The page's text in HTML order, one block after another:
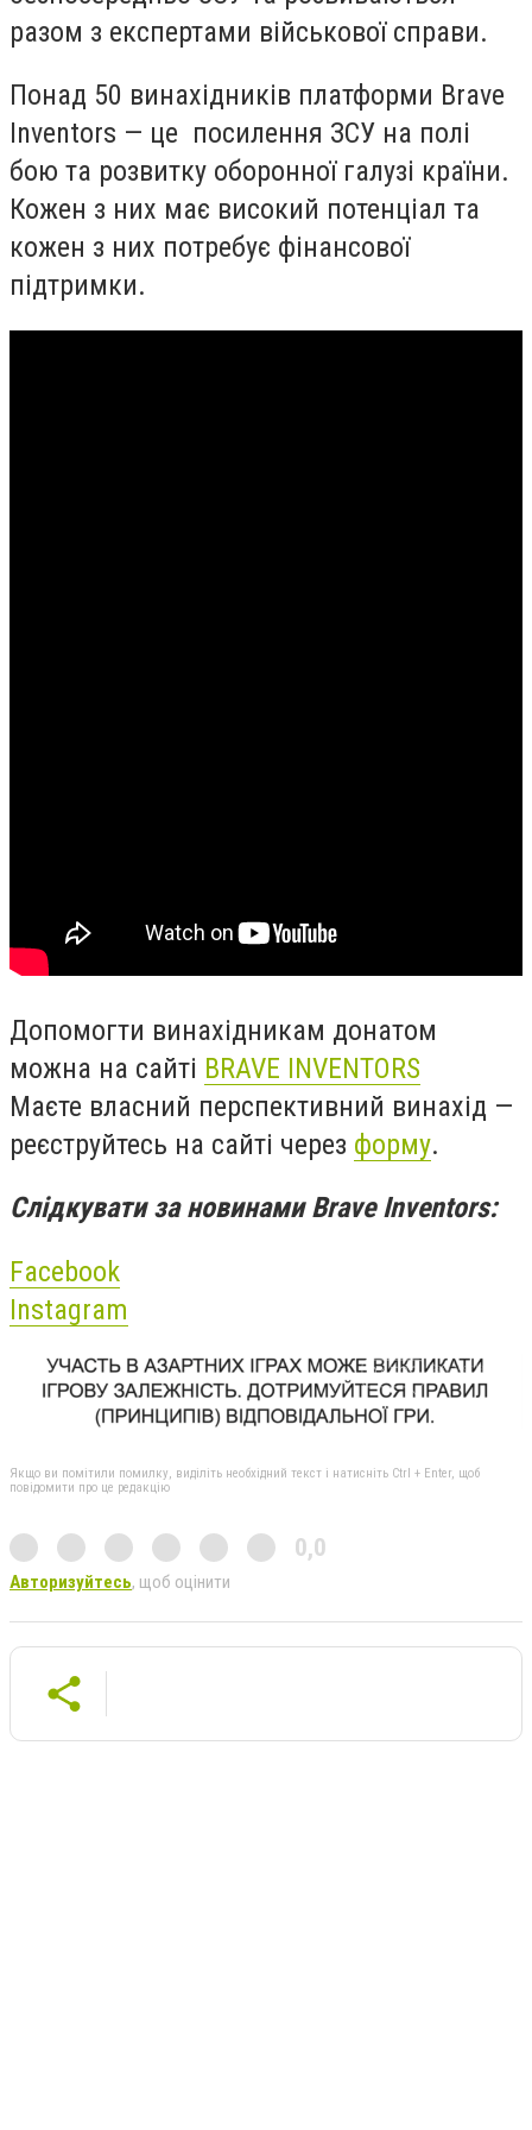
разом з експертами військової справи.
Понад 50 винахідників платформи Brave
Inventors — це посилення ЗСУ на полі
бою та розвитку оборонної галузі країни.
Кожен з них має високий потенціал та
кожен з них потребує фінансової
підтримки.
Допомогти винахідникам донатом
можна на сайті BRAVE INVENTORS
Маєте власний перспективний винахід —
реєструйтесь на сайті через форму.
Слідкувати за новинами Brave Inventors:
Facebook
Instagram
Якщо ви помітили помилку, виділіть необхідний текст і натисніть Ctrl + Enter, щоб
повідомити про це редакцію
0,0
Авторизуйтесь, щоб оцінити